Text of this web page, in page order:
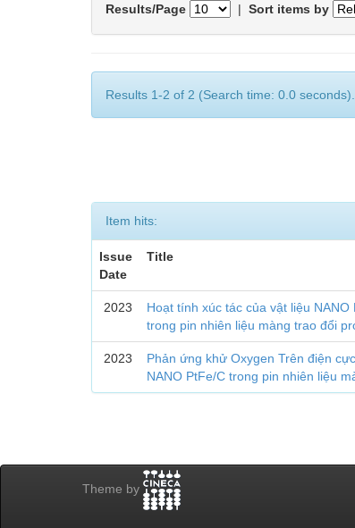
Results/Page | Sort items by
Results 1-2 of 2 (Search time: 0.0 seconds).
Item hits:
Issue
Date
Title
2023
Hoạt tính xúc tác của vật liệu
trong pin nhiên liệu màng trao đổi
2023
Phản ứng khử Oxygen Trên điện
NANO PtFe/C trong pin nhiên liệu
Theme by